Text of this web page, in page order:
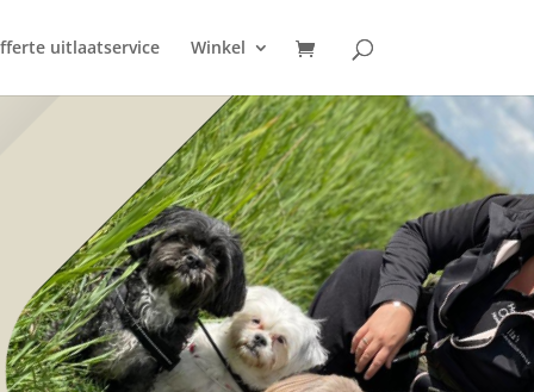
uitlaatservice Winkel